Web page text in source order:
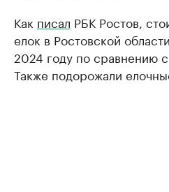
Как писал РБК Ростов,
елок в Ростовской
2024 году по сравнению
Также подорожали